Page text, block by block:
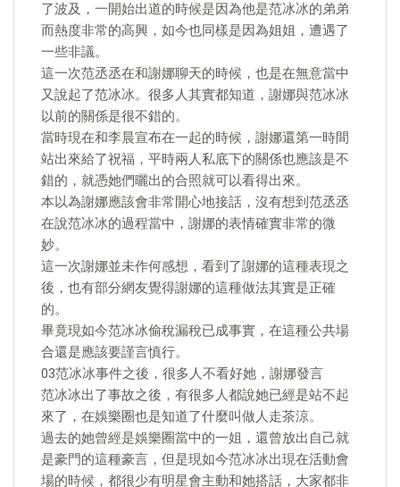
了波及，一開始出道的時候是因為他是范冰冰的弟弟
而熱度非常的高興，如今也同樣是因為姐姐，遭遇了
一些非議。
這一次范丞丞在和謝娜聊天的時候，也是在無意當中
又說起了范冰冰。很多人其實都知道，謝娜與范冰冰
以前的關係是很不錯的。
當時現在和李晨宣布在一起的時候，謝娜還第一時間
站出來給了祝福，平時兩人私底下的關係也應該是不
錯的，就憑她們曬出的合照就可以看得出來。
本以為謝娜應該會非常開心地接話，沒有想到范丞丞
在說范冰冰的過程當中，謝娜的表情確實非常的微
妙。
這一次謝娜並未作何感想，看到了謝娜的這種表現之
後，也有部分網友覺得謝娜的這種做法其實是正確
的。
畢竟現如今范冰冰偷稅漏稅已成事實，在這種公共場
合還是應該要謹言慎行。
03范冰冰事件之後，很多人不看好她，謝娜發言
范冰冰出了事故之後，有很多人都說她已經是站不起
來了，在娛樂圈也是知道了什麼叫做人走茶涼。
過去的她曾經是娛樂圈當中的一姐，還曾放出自己就
是豪門的這種豪言，但是現如今范冰冰出現在活動會
場的時候，都很少有明星會主動和她搭話，大家都非